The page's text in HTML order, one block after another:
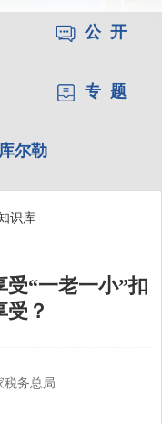
公 开
专 题
尔勒
识库
受“一老一小”扣
受？
税务总局